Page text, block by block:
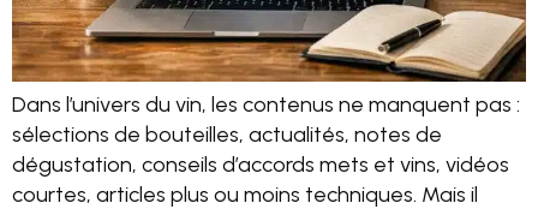
Dans l’univers du vin, les contenus ne manquent pas :
sélections de bouteilles, actualités, notes de
dégustation, conseils d’accords mets et vins, vidéos
courtes, articles plus ou moins techniques. Mais il